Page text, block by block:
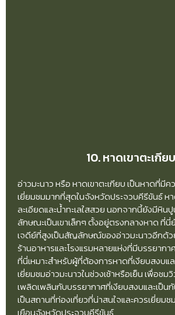
10. หาดเขาตะเกียบ
อ่าวมะนาว หรือ หาดเขาตะเกียบ เป็นหาดที่มีค
เยี่ยมชมมากที่สุดในจังหวัดประจวบคีรีขันธ์ ห
ละเอียดและน้ำทะเลใสสวย นอกจากนี้ยังมีหิน
ลักษณะเป็นเขาเล็กๆ ตั้งอยู่ตรงกลางหาด ที่
เจดีย์ที่สูงเป็นสัญลักษณ์ของอ่าวมะนาวอีกด้
ร้านอาหารและโรงแรมหลายแห่งที่มีบรรยาก
ที่นี่เหมาะสำหรับผู้ที่ต้องการหาดที่เงียบสงบแล
เยี่ยมชมอ่าวมะนาวในช่วงเช้าหรือเย็น เพื่อชม
เพลิดเพลินกับบรรยากาศที่เงียบสงบและเป็น
เป็นสถานที่ท่องเที่ยวที่น่าสนใจและควรเยี่ยมช
เยือนจังหวัดประจวบคีรีขันธ์